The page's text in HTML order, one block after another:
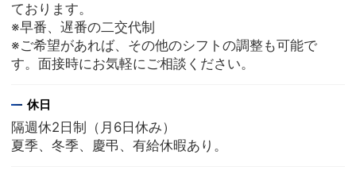
ております。
※早番、遅番の二交代制
※ご希望があれば、その他のシフトの調整も可能で
す。面接時にお気軽にご相談ください。
休日
隔週休2日制（月6日休み）
夏季、冬季、慶弔、有給休暇あり。